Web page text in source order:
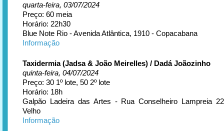
quarta-feira, 03/07/2024
Preço: 60 meia
Horário: 22h30
Blue Note Rio - Avenida Atlântica, 1910 - Copacabana
Informação
Taxidermia (Jadsa & João Meirelles) / Dadá Joãozinho
quinta-feira, 04/07/2024
Preço: 30 1º lote, 50 2º lote
Horário: 18h
Galpão Ladeira das Artes - Rua Conselheiro Lampreia
Velho
Informação